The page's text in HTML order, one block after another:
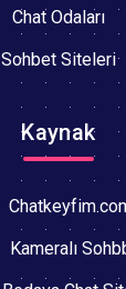
Chat Odaları
Sohbet Siteleri
Kaynak
Kameralı